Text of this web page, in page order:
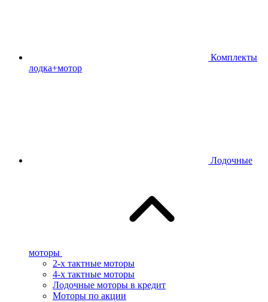
Комплекты
лодка+мотор
Лодочные
моторы
2-х тактные моторы
4-х тактные моторы
Лодочные моторы в кредит
Моторы по акции